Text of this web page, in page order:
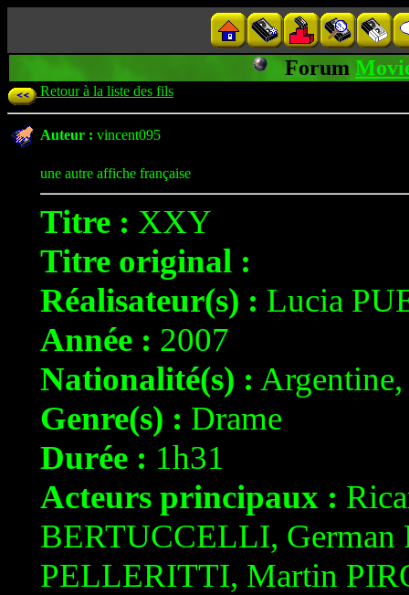
Forum
Retour à la liste des fils
Auteur : vincent095
une autre affiche française
Titre : XXY
Titre original :
Réalisateur(s) : Lucia
Année : 2007
Nationalité(s) : Argentine,
Genre(s) : Drame
Durée : 1h31
Acteurs principaux :
BERTUCCELLI, German
PELLERITTI, Martin